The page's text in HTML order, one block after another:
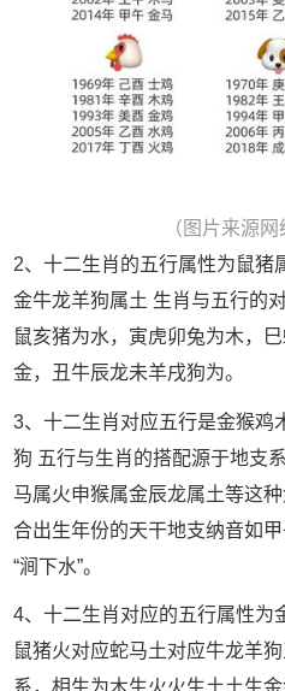
（图片来源网
2、十二生肖的五行属性为鼠猪
金牛龙羊狗属土 生肖与五行的
鼠亥猪为水，寅虎卯兔为木，
金，丑牛辰龙未羊戌狗为。
3、十二生肖对应五行是金猴鸡
狗 五行与生肖的搭配源于地支
马属火申猴属金辰龙属土等这
合出生年份的天干地支纳音如
“涧下水”。
4、十二生肖对应的五行属性为
鼠猪火对应蛇马土对应牛龙羊